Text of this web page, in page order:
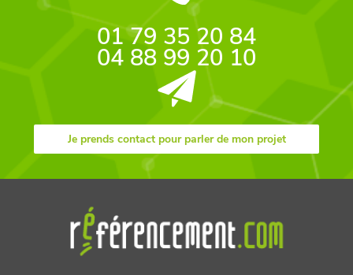
01 79 35 20 84
04 88 99 20 10
Je prends contact pour parler de mon projet